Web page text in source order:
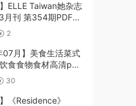
】ELLE Taiwan她杂志
月刊 第354期PDF电
2
07月】美食生活菜式
食食物食材高清pdf
07月打包
30
《Residence》